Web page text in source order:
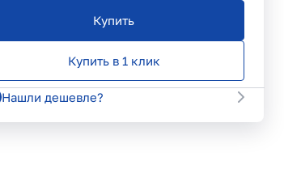
Купить
Купить в 1 клик
Нашли дешевле?